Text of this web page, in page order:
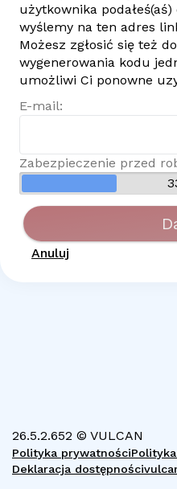
użytkownika podałeś(aś)
wyślemy na ten adres
Możesz zgłosić się też
wygenerowania kodu
umożliwi Ci ponowne
E-mail:
Zabezpieczenie przed
Anuluj
26.5.2.652 © VULCAN
Polityka prywatności
Deklaracja dostępności